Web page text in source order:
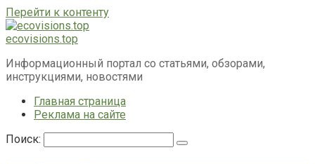
Перейти к контенту
ecovisions.top
Информационный портал со статьями, обзорами,
инструкциями, новостями
Главная страница
Реклама на сайте
Поиск: